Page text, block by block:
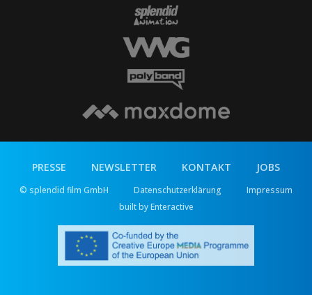
PRESSE NEWSLETTER KONTAKT JOBS
© splendid film GmbH Datenschutzerklärung
Impressum
built by Enteractive